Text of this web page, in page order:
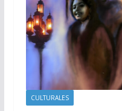
CULTURALES